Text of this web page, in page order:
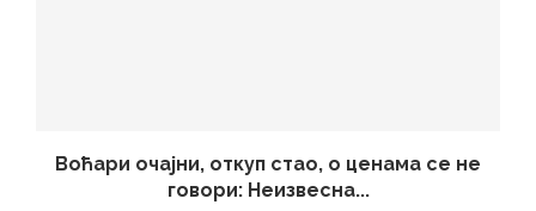
Воћари очајни, откуп стао, о ценама се не
говори: Неизвесна...